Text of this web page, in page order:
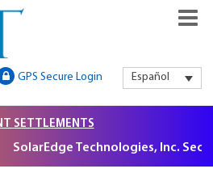
SECURITIES
INSTITUTIONAL
AND
INSTITUTIONAL CLAIMS FILING
Español
GPS Secure Login
SETTLEMENTS
SolarEdge Technologies, Inc.